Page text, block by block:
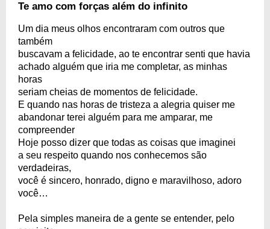
Te amo com forças além do infinito
Um dia meus olhos encontraram com outros que
também
buscavam a felicidade, ao te encontrar senti que havia
achado alguém que iria me completar, as minhas
horas
seriam cheias de momentos de felicidade.
E quando nas horas de tristeza a alegria quiser me
abandonar terei alguém para me amparar, me
compreender
Hoje posso dizer que todas as coisas que imaginei
a seu respeito quando nos conhecemos são
verdadeiras,
você é sincero, honrado, digno e maravilhoso, adoro
você…
Pela simples maneira de a gente se entender, pelo